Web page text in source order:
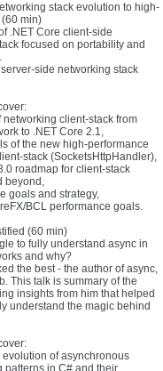
stack evolution to high-
min)
.NET Core client-side
focused on portability and
side networking stack
networking client-stack from
to .NET Core 2.1,
of the new high-performance
stack (SocketsHttpHandler),
roadmap for client-stack
beyond,
goals and strategy,
BCL performance goals.
(60 min)
to fully understand async in
and why?
the best - the author of async,
This talk is summary of the
insights from him that helped
understand the magic behind
of asynchronous
patterns in C# and their